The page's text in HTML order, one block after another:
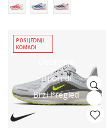
Detaljnije
Uporedi
Brzi Pregled
POSLJEDNJI
KOMADI